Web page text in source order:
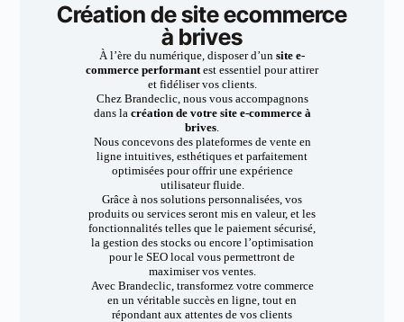
Création de site ecommerce
à brives
À l’ère du numérique, disposer d’un site e-
commerce performantest essentiel pour attirer
et fidéliser vos clients.
Chez Brandeclic, nous vous accompagnons
dans la création de votre site e-commerce à
brives.
Nous concevons des plateformes de vente en
ligne intuitives, esthétiques et parfaitement
optimisées pour offrir une expérience
utilisateur fluide.
Grâce à nos solutions personnalisées, vos
produits ou services seront mis en valeur, et les
fonctionnalités telles que le paiement sécurisé,
la gestion des stocks ou encore l’optimisation
pour le SEO local vous permettront de
maximiser vos ventes.
Avec Brandeclic, transformez votre commerce
en un véritable succès en ligne, tout en
répondant aux attentes de vos clients